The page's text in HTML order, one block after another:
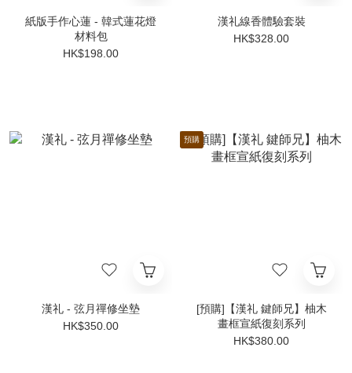
紙版手作心蓮 - 韓式蓮花燈
材料包
HK$198.00
漢礼線香體驗套裝
HK$328.00
漢礼 - 弦月禪修坐墊
HK$350.00
預購
[預購]【漢礼 鍵師兄】柚木
畫框宣紙復刻系列
HK$380.00